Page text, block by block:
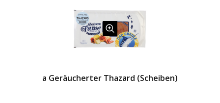
a Geräucherter Thazard (Scheiben)